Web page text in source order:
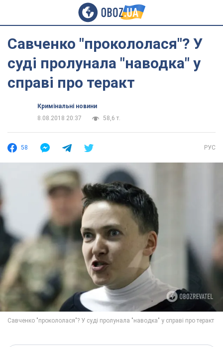
Савченко "прокололася"? У
суді пролунала "наводка" у
справі про теракт
Кримінальні новини
8.08.2018 20:37
58,6 т.
58 РУС